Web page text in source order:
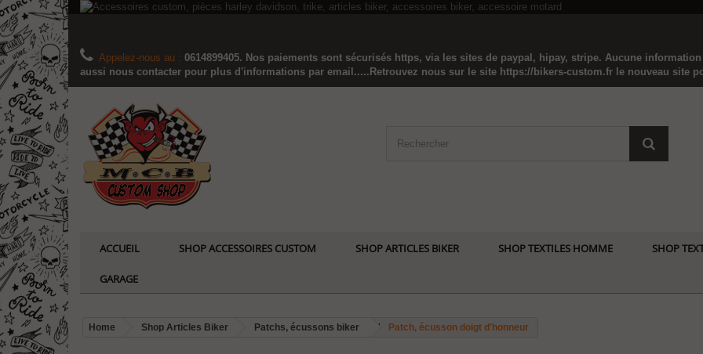
Appelez-nous au : 0614899405. Nos paiements sont sécurisés https, via les sites de paypal, hipay, stripe. Aucune
aussi nous contacter pour plus d'informations par email.....Retrouvez nous sur le site https://bikers-custom.fr le nouveau site
ACCUEIL SHOP ACCESSOIRES CUSTOM SHOP ARTICLES BIKER SHOP TEXTILES HOMME SHOP
GARAGE
Home Shop Articles Biker Patchs, écussons biker Patch, écusson doigt d'honneur